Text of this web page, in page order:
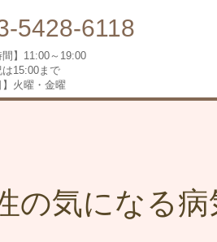
5428-6118
】 11:00～19:00
15:00まで
火曜・金曜
の気になる病